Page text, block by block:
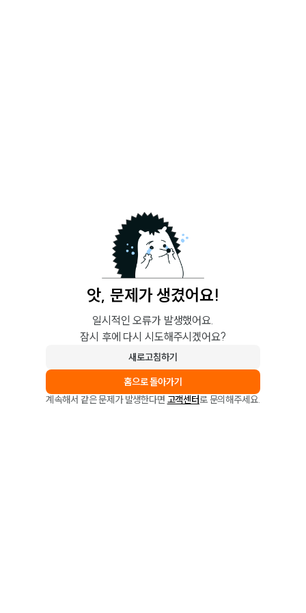
앗, 문제가 생겼어요!
일시적인 오류가 발생했어요.
잠시 후에 다시 시도해주시겠어요?
새로고침하기
홈으로 돌아가기
계속해서 같은 문제가 발생한다면 고객센터로 문의해주세요.